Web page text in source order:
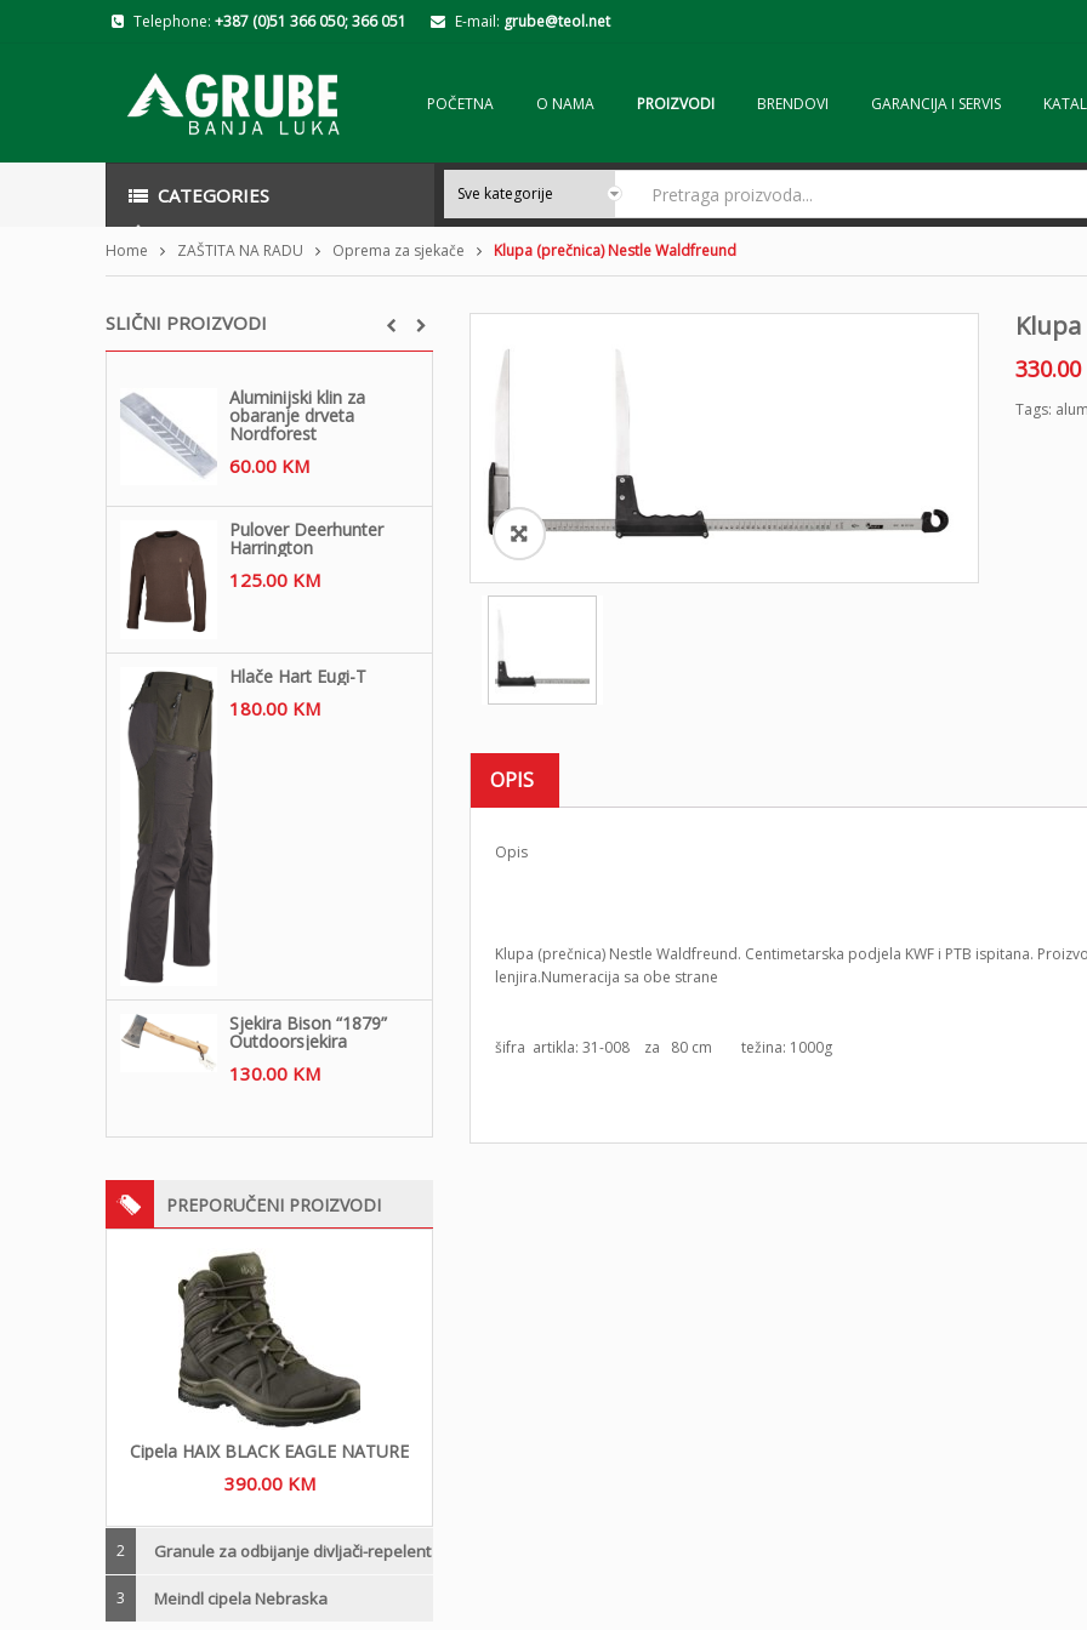
Telephone: +387 (0)51 366 050; 366 051 E-mail: grube@teol.net
POČETNA O NAMA PROIZVODI BRENDOVI GARANCIJA I SERVIS
CATEGORIES
Home ZAŠTITA NA RADU Oprema za sjekače Klupa (prečnica) Nestle Waldfreund
SLIČNI PROIZVODI
Aluminijski klin za
obaranje drveta
Nordforest
60.00 KM
Pulover Deerhunter
Harrington
125.00 KM
Hlače Hart Eugi-T
180.00 KM
Sjekira Bison “1879”
Outdoorsjekira
130.00 KM
PREPORUČENI PROIZVODI
Cipela HAIX BLACK EAGLE NATURE
390.00 KM
2 Granule za odbijanje divljači-repelent
3 Meindl cipela Nebraska
330.00
Tags:
OPIS
Opis
Klupa (prečnica) Nestle Waldfreund. Centimetarska podjela KWF i PTB ispitana.
lenjira.Numeracija sa obe strane
šifra artikla: 31-008 za 80 cm težina: 1000g